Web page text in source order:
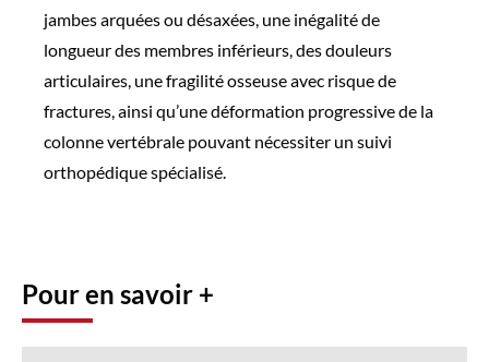
jambes arquées ou désaxées, une inégalité de
longueur des membres inférieurs, des douleurs
articulaires, une fragilité osseuse avec risque de
fractures, ainsi qu’une déformation progressive de la
colonne vertébrale pouvant nécessiter un suivi
orthopédique spécialisé.
Pour en savoir +